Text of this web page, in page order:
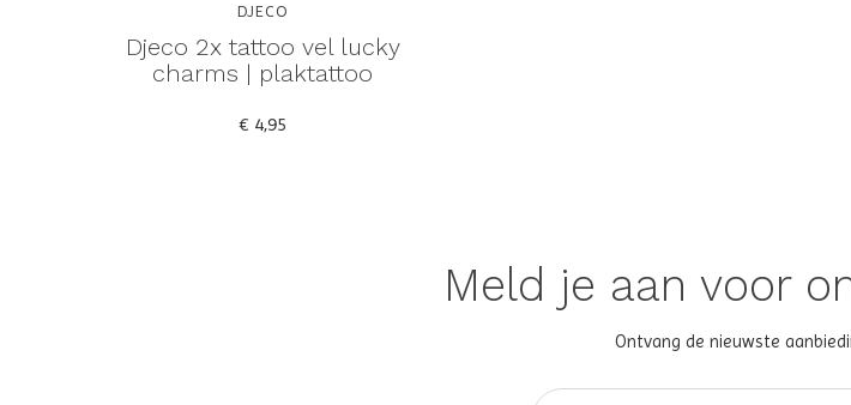
DJECO
Djeco 2x tattoo vel lucky
charms | plaktattoo
€ 4,95
Meld je aan voor
Ontvang de nieuwste